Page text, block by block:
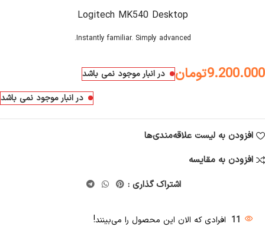
Logitech MK540 Desktop
Instantly familiar. Simply advanced.
9.200.000تومان
در انبار موجود نمی باشد
در انبار موجود نمی باشد
افزودن به لیست علاقه‌مندی‌ها
افزودن به مقایسه
اشتراک گذاری :
11 افرادی که الان این محصول را می‌بینند!